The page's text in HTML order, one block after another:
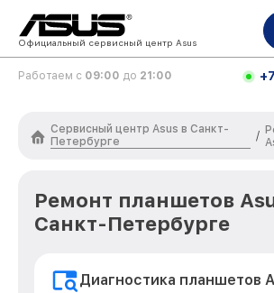
Официальный сервисный центр Asus
Работаем с 09:00 до 21:00
Сервисный центр Asus в Санкт-
Петербурге
/
Ремонт планшетов
Санкт-Петербурге
Диагностика планшетов